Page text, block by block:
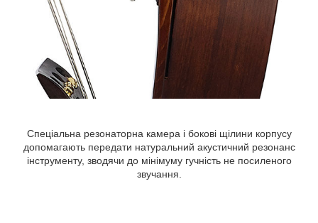
Спеціальна резонаторна камера і бокові щілини корпусу
допомагають передати натуральний акустичний резонанс
інструменту, зводячи до мінімуму гучність не посиленого
звучання.